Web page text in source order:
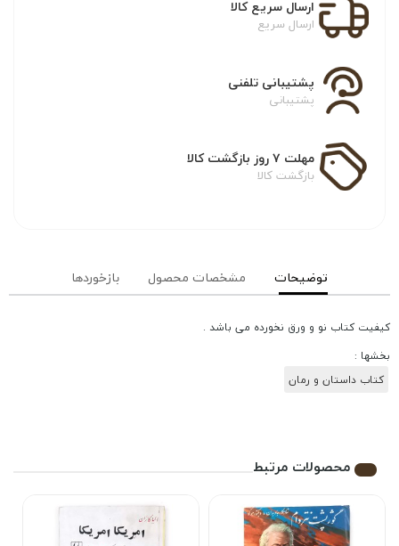
ارسال سریع کالا
ارسال سریع
پشتیبانی تلفنی
پشتیبانی
مهلت ۷ روز بازگشت کالا
بازگشت کالا
توضیحات مشخصات محصول بازخوردها
کیفیت کتاب نو و ورق نخورده می باشد .
بخشها :
کتاب داستان و رمان
محصولات مرتبط